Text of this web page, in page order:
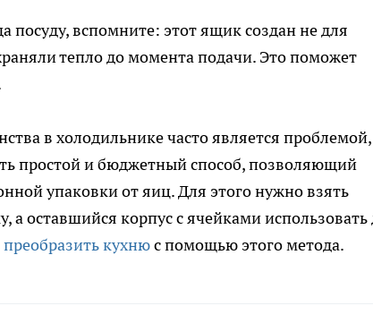
посуду, вспомните: этот ящик создан не для
тепло до момента подачи. Это поможет
в холодильнике часто является проблемой,
простой и бюджетный способ, позволяющий
упаковки от яиц. Для этого нужно взять
а оставшийся корпус с ячейками использовать
преобразить кухнюс помощью этого метода.